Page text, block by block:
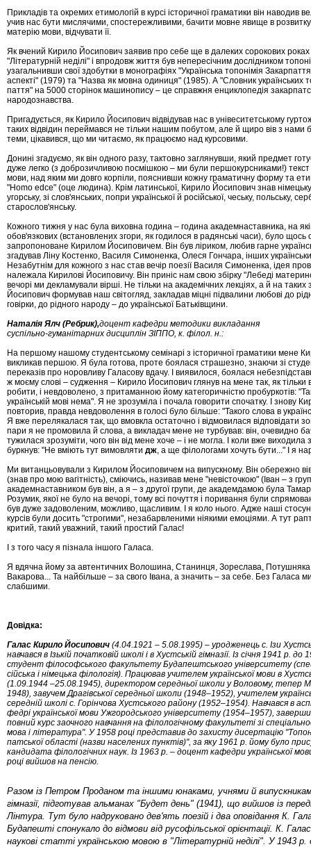
Прикладів та окремих етимологій в курсі історичної граматики він наводив
учив нас бути мислячими, спостережливими, бачити мовне явище в
матерію мови, відчувати її.
Як вчений Кирило Йосипович заявив про себе ще в да­леких сорокових роках
"Літературній неділі" і впродовж життя був непересічним дослід­ни­ком
узагальнивши свої здо­бут­ки в мо­но­графіях "Українська топонімія Закарпаття
аспекті" (1979) та "Назва як мовна оди­ни­­ця" (19­85). А "Словник українських
пат­тя" на 5000 сторінок машинопису – це справжня ен­ци­кло­пе­дія
народознавства.
Пригадується, як Кирило Йосипович відвідував нас в уні­веситетському
таких відвідин пе­­ре­ймався не тільки нашим побутом, але й щиро вів з на­ми
теми, цікавився, що ми чи­таємо, як працю­є­мо над курсовими.
Донині згадуємо, як він одного разу, тактовно загля­нув­ши, який предмет
дуже легко (з доброзичливою посмішкою – ми були першокур­сни­ка­ми!) текст
мови, над яким ми довго корпіли, пояснивши кожну граматичну форму та
"Homo edce" (оце людина). Крім латин­сь­кої, Ки­рило Йосипович знав
угор­сь­ку, зі слов'янських, попри української й ро­сійсь­кої, чесь­ку, поль­ську,
старо­слов'ян­ську.
Кож­но­го тижня у нас була виховна година – година ака­дем­­наставника, на
обов'язкових (вста­нов­­ле­них згори, як годилося в радянські часи), було що­с­ь
запропоноване Кирилом Йосипови­чем. Він бу­в ліриком, любив гарне
згадував Ліну Костенко, Василя Симоненка, Олеся Гон­­ча­ра, інших
Незабутнім для кож­­ного з нас став вечір поезії Василя Симоненка, ідея
належала Кирилові Йосиповичу. Він при­­ніс нам свою збірку "Лебеді
вечорі ми декламували вірші. Не тільки на акаде­міч­­них лек­ціях, а й на
Йосипович фор­мував наш світогляд, закладав міцні підвалини лю­бо­ві до
говірки, до рідного народу – до української Батьківщини.
Наталія Ялч (Ребрик),доцент кафедри методики викладання
суспільно-гуманітарних дисциплін ЗІППО, к. філол. н.:
На першому нашому студентському семінарі з іс­то­рич­ної граматики мене
викликав пер­шою. Я була готова, проте боялася страшезно, зна­ю­чи зі
переказів про норовливу Галасову вда­чу. І виявилося, боялася
ж моєму слові – судження – Кирило Йосипович глянув на мене так, як тільки
робити, і невдоволено, з притаманною йому категоричністю пробуркотів:
українській мові нема". Я не зрозуміла і по­ча­ла говорити спочатку. І знову
по­вто­рив, правда невдоволення в голосі було більше: "Та­ко­го слова в
Я вже пере­ля­ка­ла­ся так, що вмовкла остаточно і відмовилася відповідати
пари я не промовила й слова, а викладач ме­не не турбував: він, очевидно
тужилася зро­зуміти, чого він від мене хоче – і не могла. І коли вже ви­ходила з
буркнув: "Не вміють тут ви­мов­ля­ти дж , а ще філологами хочуть бути..." І я
Ми витанцьовували з Кирилом Йосиповичем на ви­пуск­ному. Він обережно
(знав про мою ва­гітність), сміючись, називав мене "невісточкою" (Іван – з
академнаставником був він, а я – з другої гру­пи, де академдамою була
Розумик, якої не було на вечорі, тому всі почуття і поривання бу­ли
був дуже задоволеним, мож­ливо, щасливим. І я коло нього. Адже наші
курсів були досить "строгими", незабарв­ле­ними ніякими емоціями. А тут
кри­тий, такий уважний, такий простий Галас!
І з того часу я пізнала іншого Галаса.
Я вдячна йому за автентичних Волошина, Станинця, Зореслава,
Вакарова... Та найбіль­ше – за свого Івана, а значить – за себе. Без Галаса
слабшими.
Довідка:
Галас Кирило Йосипович (4.04.1921 – 5.08.1995) – уро­­дже­нець с Ізи
навчався в Ізькій по­чат­ковій школі і в Хустській гімназії. Із січня 1941 р. до
студент філософського факульте­ту Бу­да­пешт­­сько­го універ­си­те­ту
сійська і ні­­мецька філо­логія). Працював учителем ук­раїнськоїмо­­­ви в
(1.09.1944 –25.08.1945), ди­ректором се­ред­ньої школи у Во­ло­во­­му, тепер
1948), за­вучем Драгівської середньої школи (1948–1952), учи­­те­лем
середній шко­лі с. Го­рінчова Хуст­сько­го ра­йону (1952–1954). На­вчав­ся в
фед­рі української мови Уж­го­род­­ського уні­вер­си­те­ту (1954–1957),
повний курс за­оч­но­го навчання на фі­ло­ло­гіч­ному фа­культеті зі
мова і лі­те­ра­ту­ра". У 1958 році пре­д­ста­вив до захисту дисертацію "То
патсь­кої об­лас­ті (назви на­се­ле­них пунктів)", за яку 1961 р. йому бу­ло
кандида­та філологіч­них наук. Із 1963 р. – доцент кафедри ук­раїнської мо
ро­ці вийшов на пен­сію.
Разом із Петром Проданом та іншими юнаками, уч­­ня­ми й
гімназії, підготу­вав аль­­манах "Будет день" (1941), що вийшов із
Лінтура. Тут було надруковано де­в'ять по­е­зій і два оповідання К.
Будапешті спо­ну­ка­ло до відмови від русофільської орієнтації. К. Га­лас
на­укові статті ук­раїнською мовою в "Лі­те­ра­тур­ній неділі". У 1943